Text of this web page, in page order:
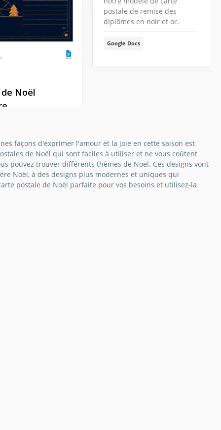
Noël
festivités de
manière
et
postale de remise des
diplômes en noir et or.
Google Docs
façons d'exprimer l'amour et la joie en cette saison est
de Noël qui sont faciles à utiliser et ne vous coûtent
pouvez trouver différents thèmes de Noël. Ces designs vont
Noël, à des designs plus modernes et uniques qui
postale de Noël parfaite pour vos besoins et utilisez-la